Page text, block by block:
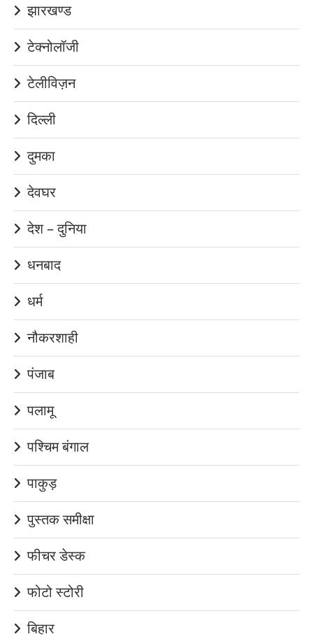
झारखण्ड
टेक्नोलॉजी
टेलीविज़न
दिल्ली
दुमका
देवघर
देश – दुनिया
धनबाद
धर्म
नौकरशाही
पंजाब
पलामू
पश्चिम बंगाल
पाकुड़
पुस्तक समीक्षा
फीचर डेस्क
फोटो स्टोरी
बिहार